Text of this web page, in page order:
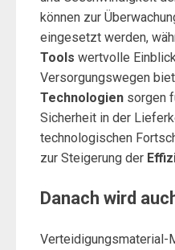
können zur
eingesetzt werden,
Tools wertvolle
Versorgungswegen
Technologien sorgen
Sicherheit in der
technologischen
zur Steigerung der
Danach wird
Verteidigungsmaterial-